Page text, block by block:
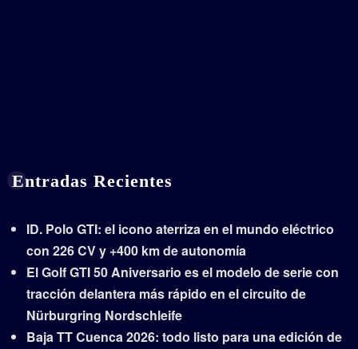
Entradas Recientes
ID. Polo GTI: el icono aterriza en el mundo eléctrico
con 226 CV y +400 km de autonomía
El Golf GTI 50 Aniversario es el modelo de serie con
tracción delantera más rápido en el circuito de
Nürburgring Nordschleife
Baja TT Cuenca 2026: todo listo para una edición de